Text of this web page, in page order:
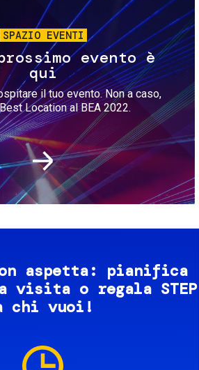
SPAZIO EVENTI
evento è
qui
il tuo evento. Non a caso,
Location al BEA 2022.
aspetta: pianifica
visita o regala STEP
chi vuoi!